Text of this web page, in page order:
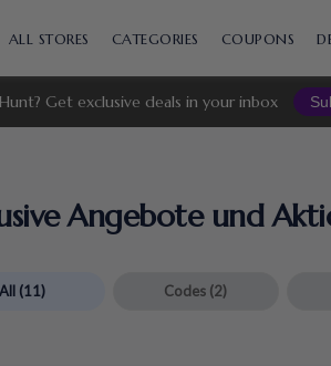
ALL STORES CATEGORIES COUPONS
Get exclusive deals in your inbox
Angebote und
All (11) Codes (2)